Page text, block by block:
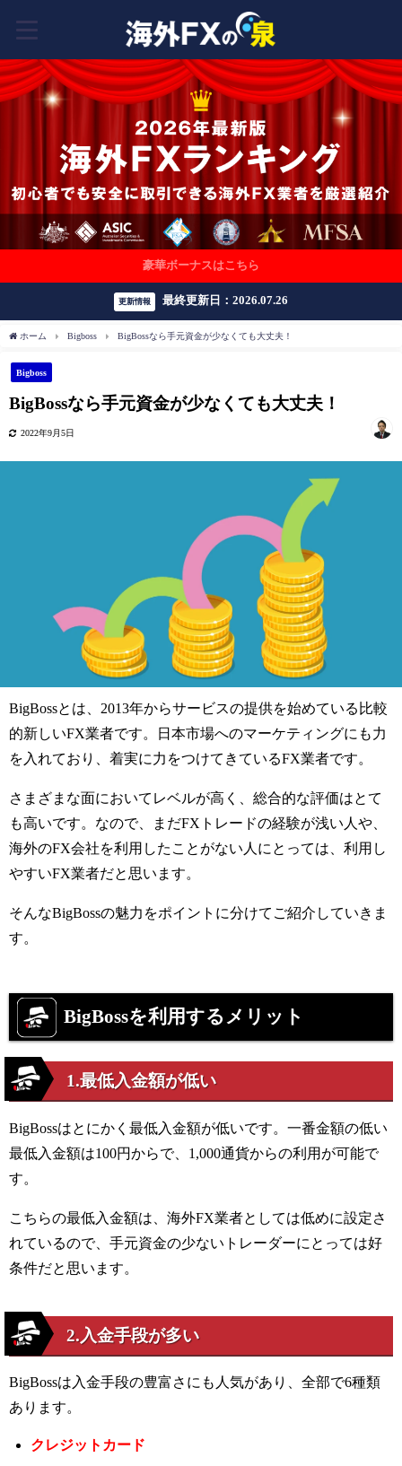
豪華ボーナスはこちら
更新情報 最終更新日：2026.07.26
ホーム Bigboss BigBossなら手元資金が少なくても大丈夫！
Bigboss
BigBossなら手元資金が少なくても大丈夫！
2022年9月5日
BigBossとは、 2013年からサービスの提供を始めている比較
的新しいFX業者です。日本市場へのマーケティングにも力
を入れており、着実に力をつけてきているFX業者です。
さまざまな面においてレベルが高く、総合的な評価はとて
も高いです。なので、まだFX トレードの経験が浅い人や、
海外のFX会社を利用したことがない人にとっては、利用し
やすいFX業者だと思います。
そんなBigBossの魅力をポイントに分けてご紹介していきま
す。
BigBossを利用するメリット
1.最低入金額が低い
BigBossはとにかく最低入金額が低いです。一番金額の低い
最低入金額は100円からで、 1,000通貨からの利用が可能で
す。
こちらの最低入金額は、海外FX業者としては低めに設定さ
れているので、手元資金の少ないトレーダーにとっては好
条件だと思います。
2.入金手段が多い
BigBossは入金手段の豊富さにも人気があり、全部で6種類
あります。
クレジットカード